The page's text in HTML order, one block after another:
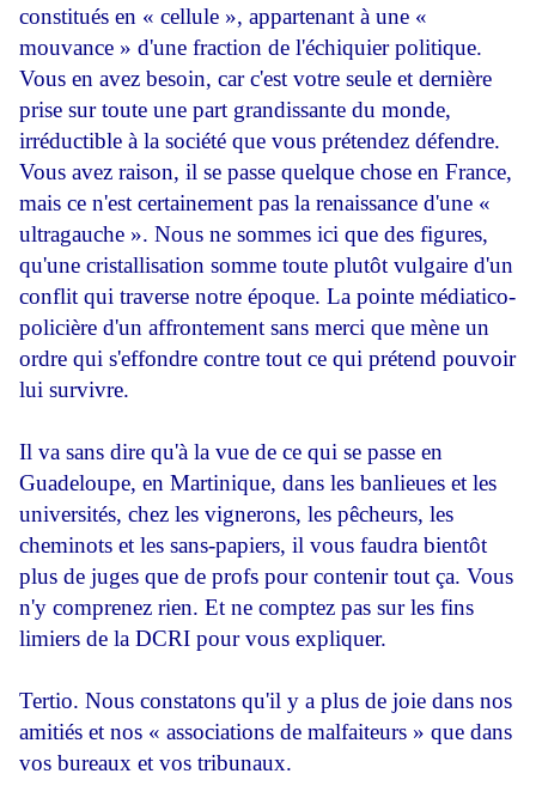
constitués en « cellule », appartenant à une «
mouvance » d'une fraction de l'échiquier politique.
Vous en avez besoin, car c'est votre seule et dernière
prise sur toute une part grandissante du monde,
irréductible à la société que vous prétendez défendre.
Vous avez raison, il se passe quelque chose en France,
mais ce n'est certainement pas la renaissance d'une «
ultragauche ». Nous ne sommes ici que des figures,
qu'une cristallisation somme toute plutôt vulgaire d'un
conflit qui traverse notre époque. La pointe médiatico-
policière d'un affrontement sans merci que mène un
ordre qui s'effondre contre tout ce qui prétend pouvoir
lui survivre.
Il va sans dire qu'à la vue de ce qui se passe en
Guadeloupe, en Martinique, dans les banlieues et les
universités, chez les vignerons, les pêcheurs, les
cheminots et les sans-papiers, il vous faudra bientôt
plus de juges que de profs pour contenir tout ça. Vous
n'y comprenez rien. Et ne comptez pas sur les fins
limiers de la DCRI pour vous expliquer.
Tertio. Nous constatons qu'il y a plus de joie dans nos
amitiés et nos « associations de malfaiteurs » que dans
vos bureaux et vos tribunaux.